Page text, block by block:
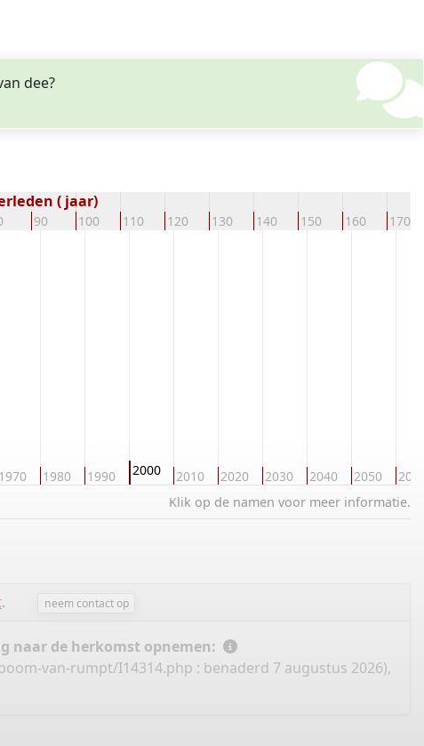
dee?
90 100 110 120 130 140 150 160 170
( jaar)
1970 1980 1990 2000 2010 2020 2030 2040 2050
Klik op de namen voor meer informatie.
. neem contact op
naar de herkomst opnemen:
van-rumpt/I14314.php : benaderd 7 augustus 2026),